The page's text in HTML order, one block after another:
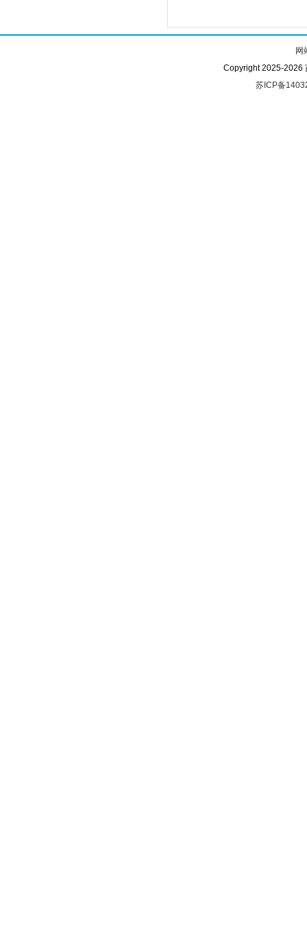
网
Copyright 2025-2026
苏ICP备